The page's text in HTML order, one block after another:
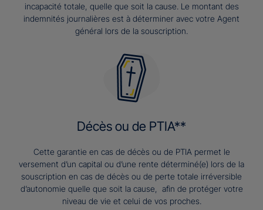
incapacité totale, quelle que soit la cause. Le montant des
indemnités journalières est à déterminer avec votre Agent
général lors de la souscription.
Décès ou de PTIA**
Cette garantie en cas de décès ou de PTIA permet le
versement d’un capital ou d’une rente déterminé(e) lors de la
souscription en cas de décès ou de perte totale irréversible
d’autonomie quelle que soit la cause, afin de protéger votre
niveau de vie et celui de vos proches.